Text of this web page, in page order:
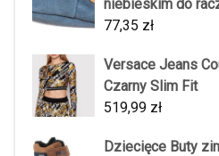
niebieskim do
77,35 zł
Versace Jeans
Czarny Slim Fit
519,99 zł
Dziecięce Buty